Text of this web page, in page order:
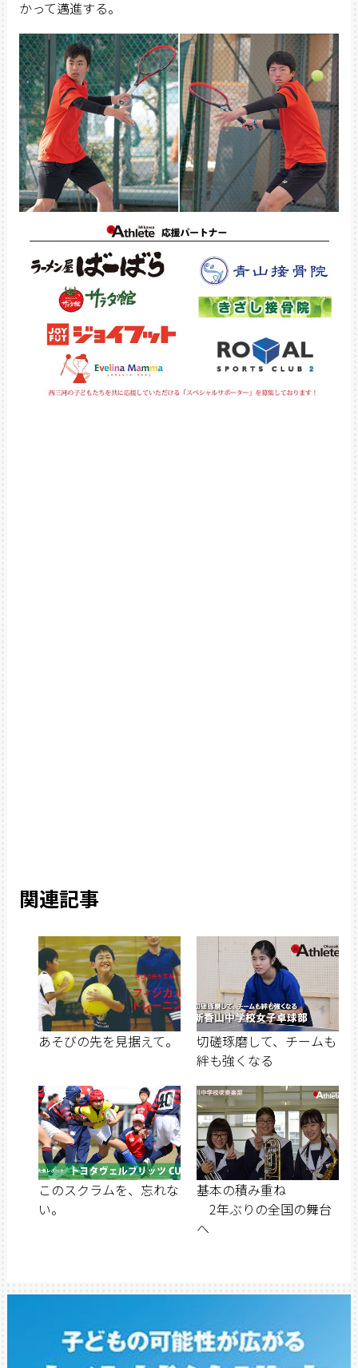
かって邁進する。
関連記事
あそびの先を見据えて。
切磋琢磨して、チームも
絆も強くなる
このスクラムを、忘れな
い。
基本の積み重ね
2年ぶりの全国の舞台
へ